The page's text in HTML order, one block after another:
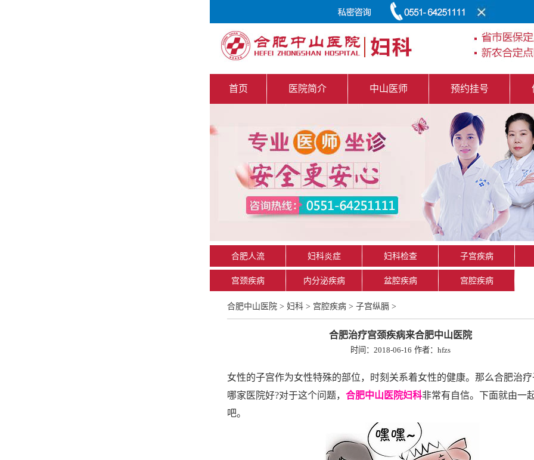
首页 医院简介 中山医师 预约挂号
合肥人流 妇科炎症 妇科检查 子宫疾病
宫颈疾病 内分泌疾病 盆腔疾病 宫腔疾病
合肥中山医院 >妇科 > 宫腔疾病 >子宫纵膈 >
合肥治疗宫颈疾病来合肥中山医院
时间：2018-06-16 作者：hfzs
女性的子宫作为女性特殊的部位，时刻关系着女性的健康。那么合肥治
哪家医院好?对于这个问题，合肥中山医院妇科非常有自信。下面就由一
吧。